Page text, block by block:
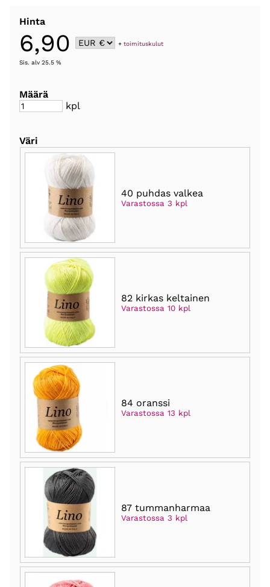
Hinta
6,90 +toimituskulut
Sis. alv 25.5 %
Määrä
kpl
Väri
40 puhdas valkea
Varastossa 3 kpl
82 kirkas keltainen
Varastossa 10 kpl
84 oranssi
Varastossa 13 kpl
87 tummanharmaa
Varastossa 3 kpl